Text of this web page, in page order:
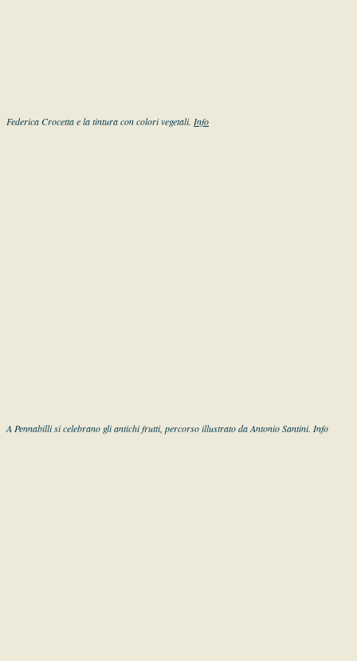
Federica Crocetta e la tintura con colori vegetali. Info
A Pennabilli si celebrano gli antichi frutti, percorso illustrato da Antonio Santini. Info